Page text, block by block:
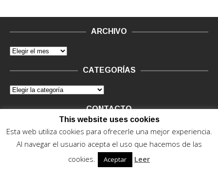
ARCHIVO
CATEGORÍAS
CONTACTO
Vinilo Negro.Consultas de anunciantes y Legal, en vinilo at
© 2015 - 2022. Vinilo Negro.Powered by IT ENCORE
This website uses cookies
Esta web utiliza cookies para ofrecerle una mejor experiencia.
Al navegar el usuario acepta el uso que hacemos de las
cookies.
Aceptar Leer